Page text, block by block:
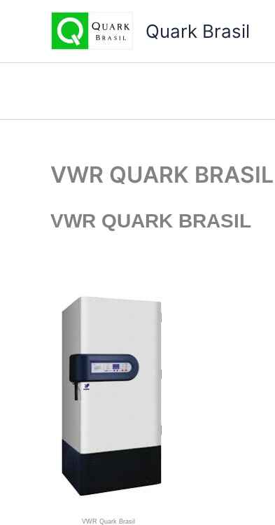
conteúdo
Quark Brasil
VWR QUARK BRASIL
VWR QUARK BRASIL
VWR Quark Brasil